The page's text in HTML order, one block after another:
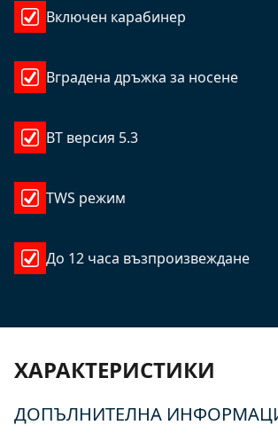
Включен карабинер
Вградена дръжка за носене
BT версия 5.3
TWS режим
До 12 часа възпроизвеждане
ХАРАКТЕРИСТИКИ
ДОПЪЛНИТЕЛНА